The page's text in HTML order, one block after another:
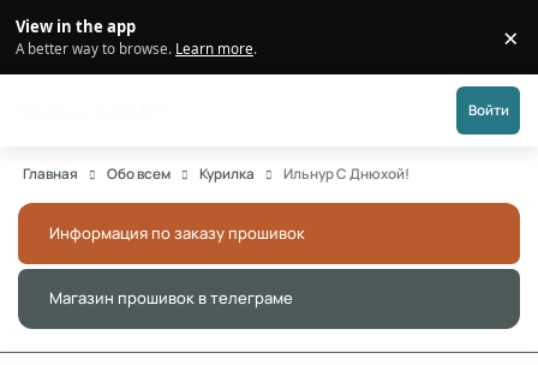
View in the app
A better way to browse. Learn more. ×
Войти
Главная Обо всем Курилка Ильнур С Днюхой!
Информация по заказу прошивок
Магазин прошивок в телеграме